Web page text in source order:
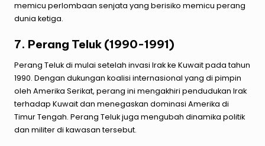
memicu perlombaan senjata yang berisiko memicu perang
dunia ketiga.
7. Perang Teluk (1990-1991)
Perang Teluk di mulai setelah invasi Irak ke Kuwait pada tahun
1990. Dengan dukungan koalisi internasional yang di pimpin
oleh Amerika Serikat, perang ini mengakhiri pendudukan Irak
terhadap Kuwait dan menegaskan dominasi Amerika di
Timur Tengah. Perang Teluk juga mengubah dinamika politik
dan militer di kawasan tersebut.